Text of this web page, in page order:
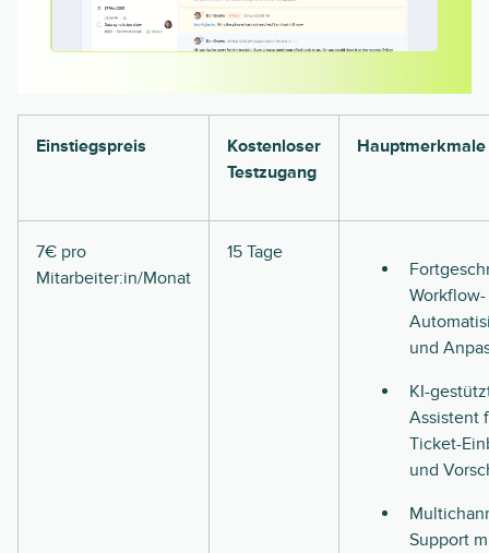
Einstiegspreis
Kostenloser
Testzugang
Hauptmerkmale
7€ pro
Mitarbeiter:in/Monat
15 Tage
Workflow-
und
KI-
Assistent
Ticket-
und
Support